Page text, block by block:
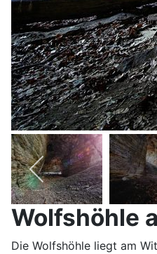
Wolfshöhle
Die Wolfshöhle liegt am